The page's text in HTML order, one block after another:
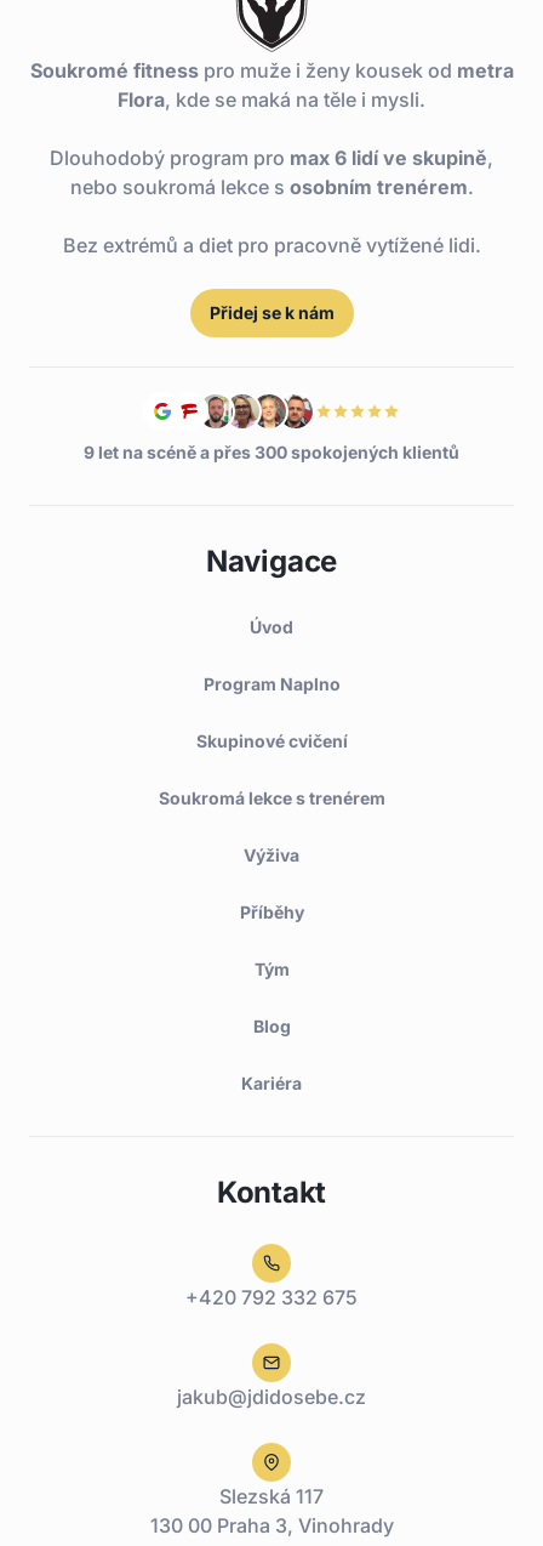
Soukromé fitnesspro muže i ženy kousek od metra
Flora, kde se maká na těle i mysli.
Dlouhodobý program pro max 6 lidí ve skupině,
nebo soukromá lekce s osobním trenérem.
Bez extrémů a diet pro pracovně vytížené lidi.
Přidej se k nám
9 let na scéně a přes 300 spokojených klientů
Navigace
Úvod
Program Naplno
Skupinové cvičení
Soukromá lekce s trenérem
Výživa
Příběhy
Tým
Blog
Kariéra
Kontakt
+420 792 332 675
jakub@jdidosebe.cz
Slezská 117
130 00 Praha 3, Vinohrady